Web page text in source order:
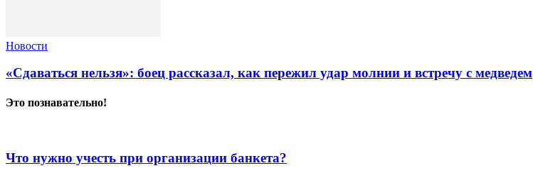
Новости
«Сдаваться нельзя»: боец рассказал, как пережил удар молнии и встречу с медведем
Это познавательно!
Что нужно учесть при организации банкета?